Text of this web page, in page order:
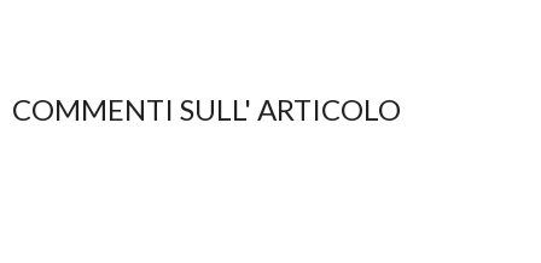
COMMENTI SULL' ARTICOLO